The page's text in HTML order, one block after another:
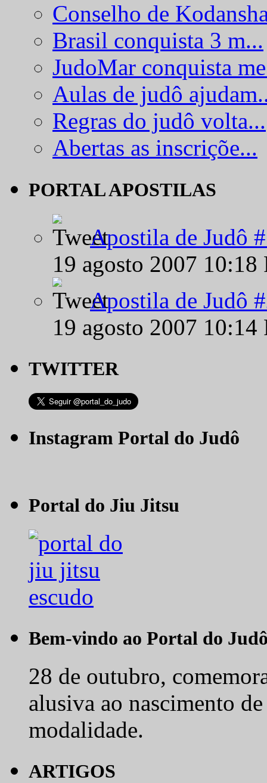
Conselho de
Brasil conquista 3 m...
JudoMar conquista
Aulas de judô
Regras do judô volta...
Abertas as inscriçõe...
PORTAL APOSTILAS
Apostila de Judô
19 agosto 2007
Apostila de Judô
19 agosto 2007
TWITTER
Instagram Portal do Judô
Portal do Jiu Jitsu
Bem-vindo ao Portal do
28 de outubro,
alusiva ao nascimento
modalidade.
ARTIGOS